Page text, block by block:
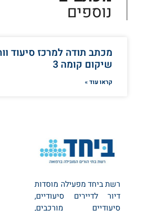
נוספים
מכתב תודה למרכז סיעוד
שיקום קומה 3
קראו עוד »
רשת ביחד מפעילה מוסדות
דיור לדיירים סיעודיים,
סיעודיים מורכבים,